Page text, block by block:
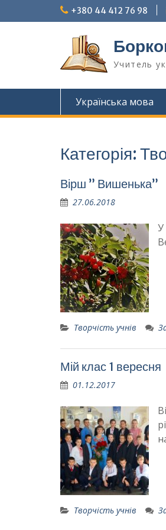
+380 44 412 76 98
Учитель
Українська мова
Категорія:
Вірш ” Вишенька”
27.06.2018
Творчість учнів
Мій клас 1 вересня
01.12.2017
Творчість учнів